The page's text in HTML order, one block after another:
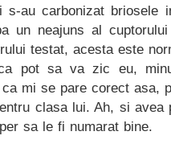
au carbonizat briosele
un neajuns al
testat, acesta este
pot sa va zic eu,
mi se pare corect asa,
clasa lui. Ah, si
sa le fi numarat bine.